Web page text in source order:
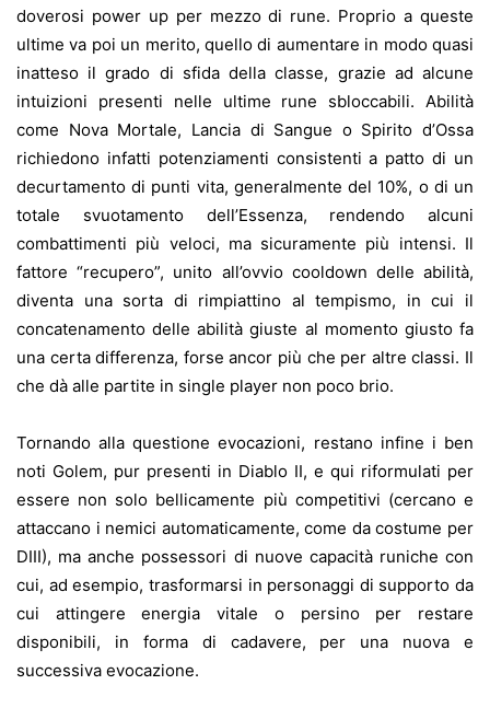
doverosi power up per mezzo di rune. Proprio a queste
ultime va poi un merito, quello di aumentare in modo quasi
inatteso il grado di sfida della classe, grazie ad alcune
intuizioni presenti nelle ultime rune sbloccabili. Abilità
come Nova Mortale, Lancia di Sangue o Spirito d’Ossa
richiedono infatti potenziamenti consistenti a patto di un
decurtamento di punti vita, generalmente del 10%, o di un
totale svuotamento dell’Essenza, rendendo alcuni
combattimenti più veloci, ma sicuramente più intensi. Il
fattore “recupero”, unito all’ovvio cooldown delle abilità,
diventa una sorta di rimpiattino al tempismo, in cui il
concatenamento delle abilità giuste al momento giusto fa
una certa differenza, forse ancor più che per altre classi. Il
che dà alle partite in single player non poco brio.
Tornando alla questione evocazioni, restano infine i ben
noti Golem, pur presenti in Diablo II, e qui riformulati per
essere non solo bellicamente più competitivi (cercano e
attaccano i nemici automaticamente, come da costume per
DIII), ma anche possessori di nuove capacità runiche con
cui, ad esempio, trasformarsi in personaggi di supporto da
cui attingere energia vitale o persino per restare
disponibili, in forma di cadavere, per una nuova e
successiva evocazione.